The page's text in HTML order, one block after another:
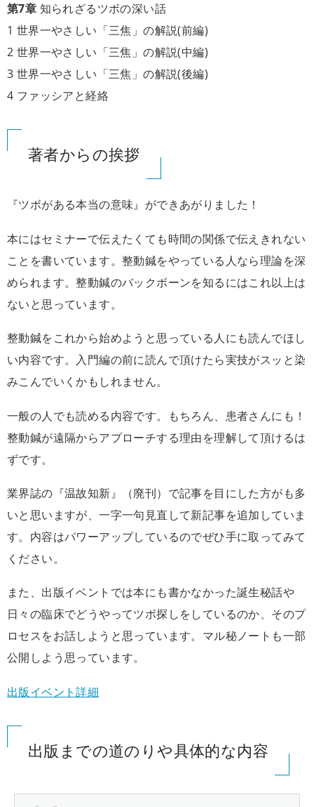
第7章 知られざるツボの深い話
1 世界一やさしい「三焦」の解説(前編)
2 世界一やさしい「三焦」の解説(中編)
3 世界一やさしい「三焦」の解説(後編)
4 ファッシアと経絡
著者からの挨拶
『ツボがある本当の意味』ができあがりました！
本にはセミナーで伝えたくても時間の関係で伝えきれない
ことを書いています。整動鍼をやっている人なら理論を深
められます。整動鍼のバックボーンを知るにはこれ以上は
ないと思っています。
整動鍼をこれから始めようと思っている人にも読んでほし
い内容です。入門編の前に読んで頂けたら実技がスッと染
みこんでいくかもしれません。
一般の人でも読める内容です。もちろん、患者さんにも！
整動鍼が遠隔からアプローチする理由を理解して頂けるは
ずです。
業界誌の『温故知新』（廃刊）で記事を目にした方がも多
いと思いますが、一字一句見直して新記事を追加していま
す。内容はパワーアップしているのでぜひ手に取ってみて
ください。
また、出版イベントでは本にも書かなかった誕生秘話や
日々の臨床でどうやってツボ探しをしているのか、そのプ
ロセスをお話しようと思っています。マル秘ノートも一部
公開しよう思っています。
出版イベント詳細
出版までの道のりや具体的な内容